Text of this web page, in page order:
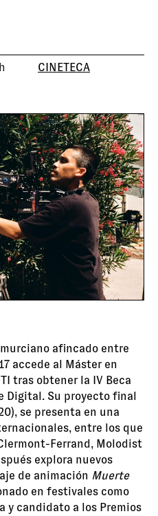
CINETECA
afincado entre
accede al Máster en
tras obtener la IV Beca
Digital. Su proyecto final
se presenta en una
entre los que
Ferrand, Molodist
explora nuevos
de animación Muerte
en festivales como
y candidato a los Premios